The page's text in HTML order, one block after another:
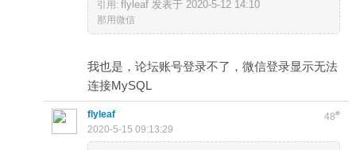
引用: flyleaf 发表于 2020-5-12 14:10
那用微信
我也是，论坛账号登录不了，微信登录显示无法
连接MySQL
48#
flyleaf
2020-5-15 09:13:29